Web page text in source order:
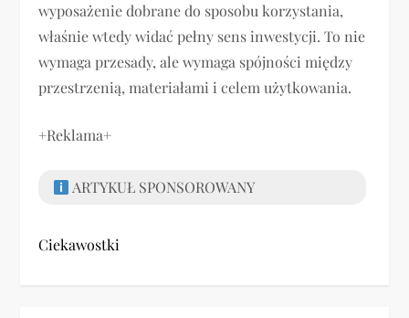
wyposażenie dobrane do sposobu korzystania,
właśnie wtedy widać pełny sens inwestycji. To nie
wymaga przesady, ale wymaga spójności między
przestrzenią, materiałami i celem użytkowania.
+Reklama+
ARTYKUŁ SPONSOROWANY
Ciekawostki